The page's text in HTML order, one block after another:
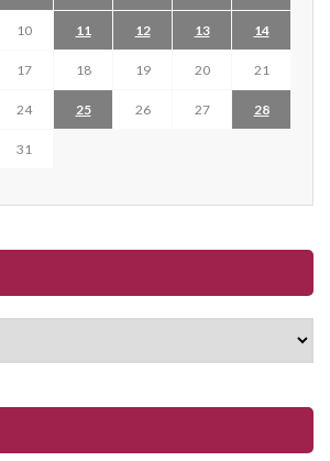
10 11 12 13 14
17 18 19 20 21
24 25 26 27 28
31